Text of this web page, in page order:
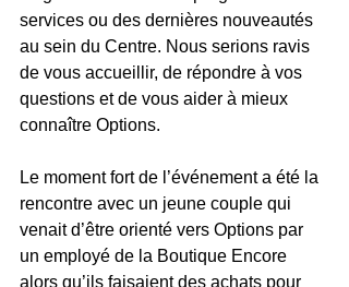
services ou des dernières nouveautés
au sein du Centre. Nous serions ravis
de vous accueillir, de répondre à vos
questions et de vous aider à mieux
connaître Options.
Le moment fort de l’événement a été la
rencontre avec un jeune couple qui
venait d’être orienté vers Options par
un employé de la Boutique Encore
alors qu’ils faisaient des achats pour